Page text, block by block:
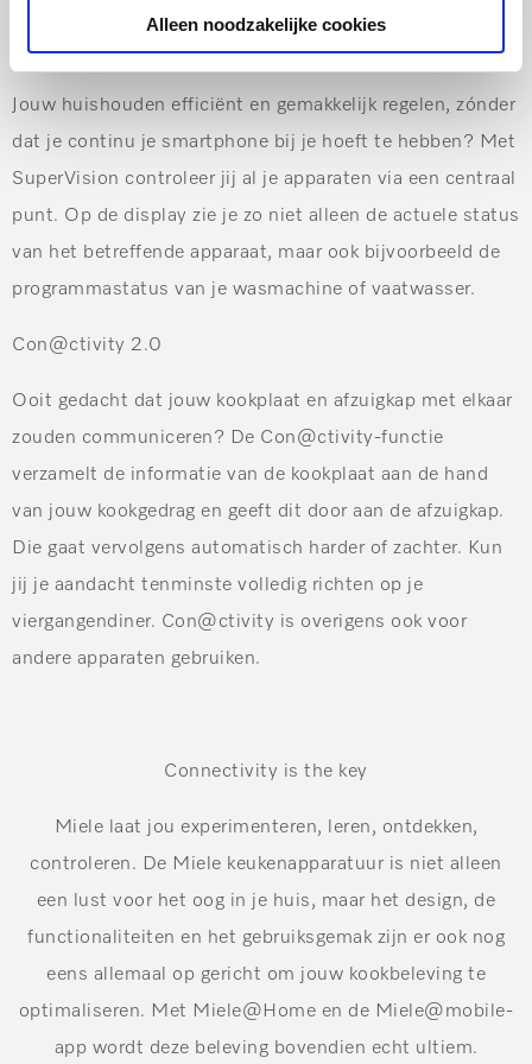
Alleen noodzakelijke cookies
SuperVision
Jouw huishouden efficiënt en gemakkelijk regelen, zónder
dat je continu je smartphone bij je hoeft te hebben? Met
SuperVision controleer jij al je apparaten via een centraal
punt. Op de display zie je zo niet alleen de actuele status
van het betreffende apparaat, maar ook bijvoorbeeld de
programmastatus van je wasmachine of vaatwasser.
Con@ctivity 2.0
Ooit gedacht dat jouw kookplaat en afzuigkap met elkaar
zouden communiceren? De Con@ctivity-functie
verzamelt de informatie van de kookplaat aan de hand
van jouw kookgedrag en geeft dit door aan de afzuigkap.
Die gaat vervolgens automatisch harder of zachter. Kun
jij je aandacht tenminste volledig richten op je
viergangendiner. Con@ctivity is overigens ook voor
andere apparaten gebruiken.
Connectivity is the key
Miele laat jou experimenteren, leren, ontdekken,
controleren. De Miele keukenapparatuur is niet alleen
een lust voor het oog in je huis, maar het design, de
functionaliteiten en het gebruiksgemak zijn er ook nog
eens allemaal op gericht om jouw kookbeleving te
optimaliseren. Met Miele@Home en de Miele@mobile-
app wordt deze beleving bovendien echt ultiem.